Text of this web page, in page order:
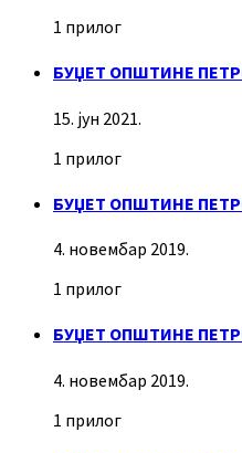
1 прилог
БУЏЕТ ОПШТИНЕ
15. јун 2021.
1 прилог
БУЏЕТ ОПШТИНЕ
4. новембар 2019.
1 прилог
БУЏЕТ ОПШТИНЕ
4. новембар 2019.
1 прилог